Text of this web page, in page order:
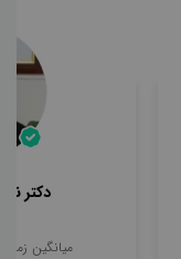
دکتر
میانگین